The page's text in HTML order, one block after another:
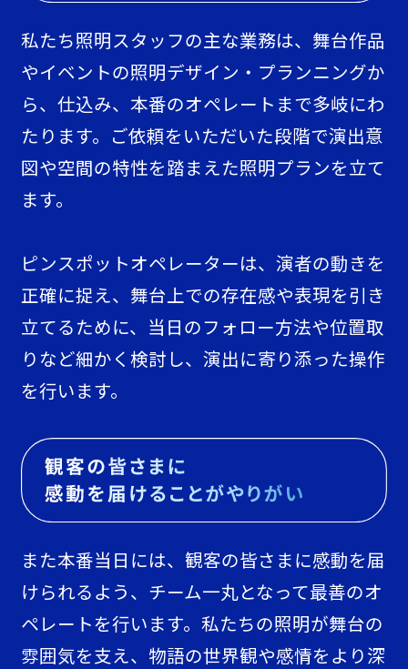
私たち照明スタッフの主な業務は、舞台作品
やイベントの照明デザイン・プランニングか
ら、仕込み、本番のオペレートまで多岐にわ
たります。ご依頼をいただいた段階で演出意
図や空間の特性を踏まえた照明プランを立て
ます。
ピンスポットオペレーターは、演者の動きを
正確に捉え、舞台上での存在感や表現を引き
立てるために、当日のフォロー方法や位置取
りなど細かく検討し、演出に寄り添った操作
を行います。
また本番当日には、観客の皆さまに感動を届
けられるよう、チーム一丸となって最善のオ
ペレートを行います。私たちの照明が舞台の
雰囲気を支え、物語の世界観や感情をより深